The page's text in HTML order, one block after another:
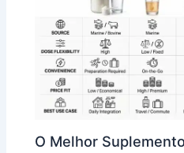
O Melhor